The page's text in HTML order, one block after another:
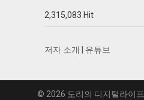
2,315,083 Hit
저자 소개 유튜브
© 2026 도리의 디지털라이프